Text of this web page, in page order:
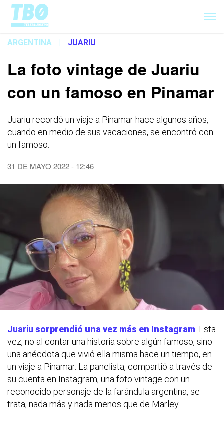
Cargando...
ARGENTINA | JUARIU
La foto vintage de Juariu
con un famoso en Pinamar
Juariu recordó un viaje a Pinamar hace algunos años,
cuando en medio de sus vacaciones, se encontró con
un famoso.
31 DE MAYO 2022 - 12:46
Juariu sorprendió una vez más en Instagram . Esta
vez, no al contar una historia sobre algún famoso, sino
una anécdota que vivió ella misma hace un tiempo, en
un viaje a Pinamar. La panelista, compartió a través de
su cuenta en Instagram, una foto vintage con un
reconocido personaje de la farándula argentina, se
trata, nada más y nada menos que de Marley.